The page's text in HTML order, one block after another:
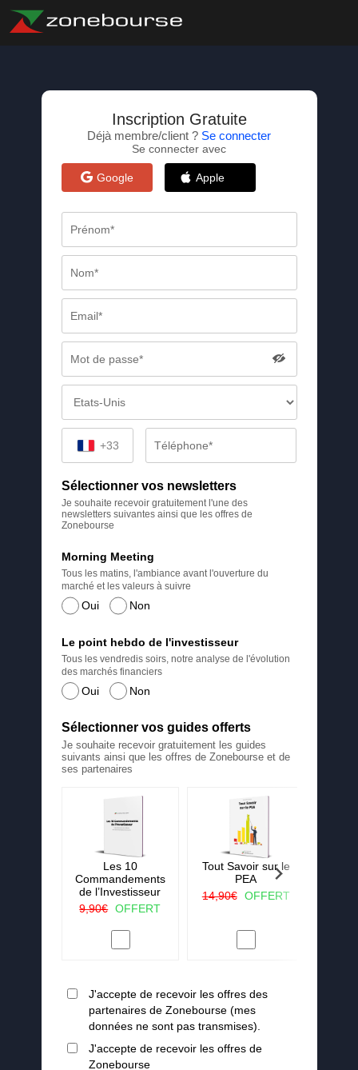
Inscription Gratuite
Déjà membre/client ? Se connecter
Se connecter avec
Google Apple
+33
Sélectionner vos newsletters
Je souhaite recevoir gratuitement l'une des
newsletters suivantes ainsi que les offres de
Zonebourse
Oui Non
Morning Meeting
Tous les matins, l'ambiance avant l'ouverture du
marché et les valeurs à suivre
Oui Non
Le point hebdo de l'investisseur
Tous les vendredis soirs, notre analyse de l'évolution
des marchés financiers
Sélectionner vos guides offerts
Je souhaite recevoir gratuitement les guides
suivants ainsi que les offres de Zonebourse et de
ses partenaires
Les 10
Commandements
de l’Investisseur
9,90€ OFFERT
Tout Savoir sur le
PEA
14,90€ OFFERT
J'accepte de recevoir les offres des
partenaires de Zonebourse (mes
données ne sont pas transmises).
J'accepte de recevoir les offres de
Zonebourse